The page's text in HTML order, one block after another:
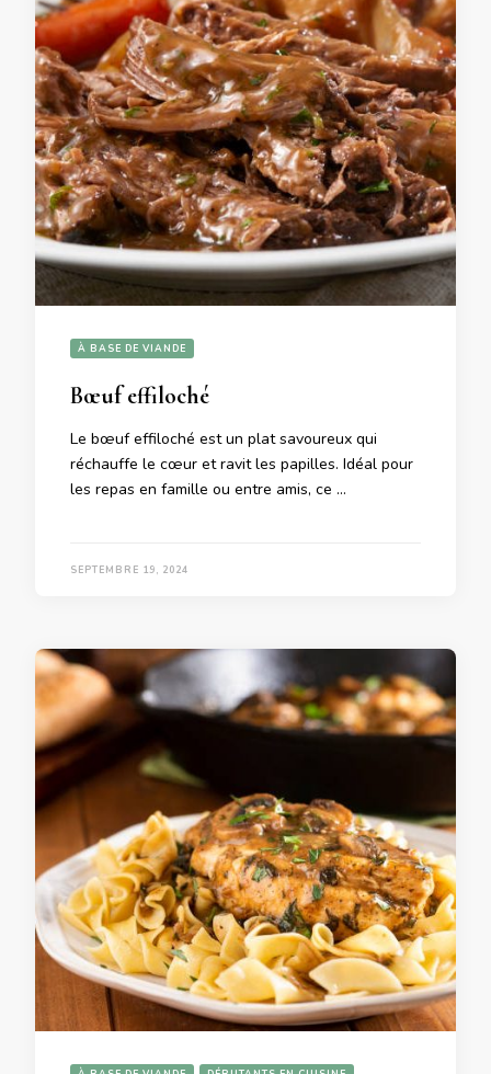
À BASE DE VIANDE
Bœuf effiloché
Le bœuf effiloché est un plat savoureux qui
réchauffe le cœur et ravit les papilles. Idéal pour
les repas en famille ou entre amis, ce …
SEPTEMBRE 19, 2024